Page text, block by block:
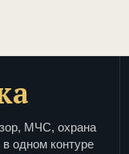
МЧС, охрана
одном контуре